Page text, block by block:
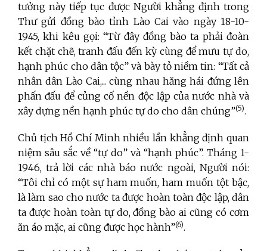
tưởng này tiếp tục được Người khẳng định trong
Thư gửi đồng bào tỉnh Lào Cai vào ngày 18-10-
1945, khi kêu gọi: “Từ đây đồng bào ta phải đoàn
kết chặt chẽ, tranh đấu đến kỳ cùng để mưu tự do,
hạnh phúc cho dân tộc” và bày tỏ niềm tin: “Tất cả
nhân dân Lào Cai,... cùng nhau hăng hái đứng lên
phấn đấu để củng cố nền độc lập của nước nhà và
xây dựng nền hạnh phúc tự do cho dân chúng”(5).
Chủ tịch Hồ Chí Minh nhiều lần khẳng định quan
niệm sâu sắc về “tự do” và “hạnh phúc”. Tháng 1-
1946, trả lời các nhà báo nước ngoài, Người nói:
“Tôi chỉ có một sự ham muốn, ham muốn tột bậc,
là làm sao cho nước ta được hoàn toàn độc lập, dân
ta được hoàn toàn tự do, đồng bào ai cũng có cơm
ăn áo mặc, ai cũng được học hành”(6).